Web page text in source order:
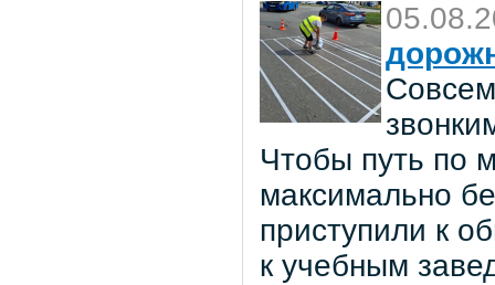
Чтобы путь по
максимально
приступили к
к учебным